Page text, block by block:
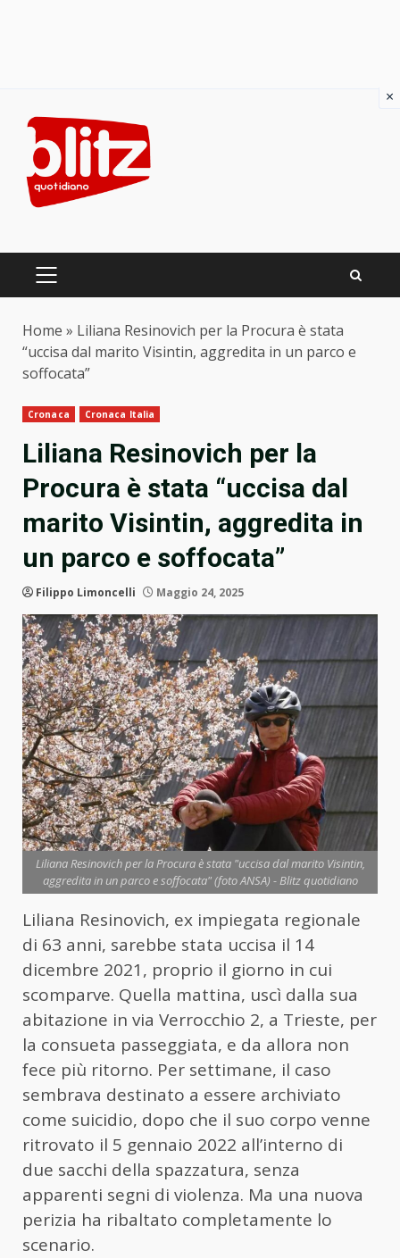
content
PRIMARY
Home » Liliana Resinovich per la Procura è stata
“uccisa dal marito Visintin, aggredita in un parco e
soffocata”
Cronaca Cronaca Italia
Liliana Resinovich per la
Procura è stata “uccisa dal
marito Visintin, aggredita in
un parco e soffocata”
Filippo Limoncelli Maggio 24, 2025
Liliana Resinovich per la Procura è stata "uccisa dal marito Visintin,
aggredita in un parco e soffocata" (foto ANSA) - Blitz quotidiano
Liliana Resinovich, ex impiegata regionale
di 63 anni, sarebbe stata uccisa il 14
dicembre 2021, proprio il giorno in cui
scomparve. Quella mattina, uscì dalla sua
abitazione in via Verrocchio 2, a Trieste, per
la consueta passeggiata, e da allora non
fece più ritorno. Per settimane, il caso
sembrava destinato a essere archiviato
come suicidio, dopo che il suo corpo venne
ritrovato il 5 gennaio 2022 all’interno di
due sacchi della spazzatura, senza
apparenti segni di violenza. Ma una nuova
perizia ha ribaltato completamente lo
scenario.
×